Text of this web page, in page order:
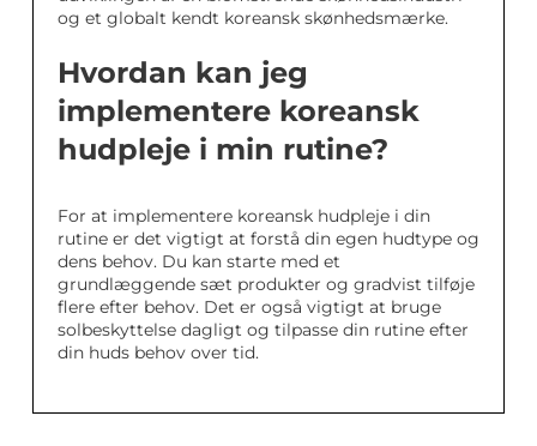
og et globalt kendt koreansk skønhedsmærke.
Hvordan kan jeg
implementere koreansk
hudpleje i min rutine?
For at implementere koreansk hudpleje i din
rutine er det vigtigt at forstå din egen hudtype og
dens behov. Du kan starte med et
grundlæggende sæt produkter og gradvist tilføje
flere efter behov. Det er også vigtigt at bruge
solbeskyttelse dagligt og tilpasse din rutine efter
din huds behov over tid.